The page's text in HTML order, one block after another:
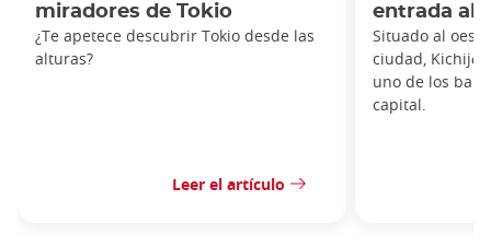
miradores de Tokio
¿Te apetece descubrir Tokio desde las
alturas?
Leer el artículo
entrada al
Situado al
ciudad,
uno de los
capital.